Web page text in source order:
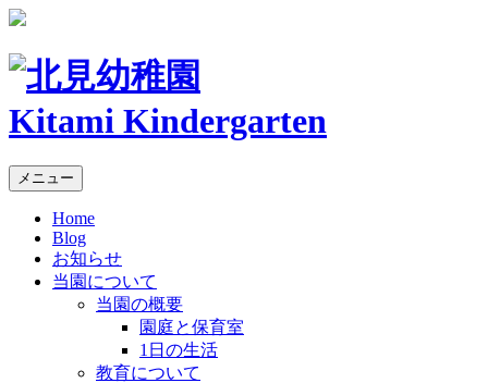
Kitami Kindergarten
メニュー
Home
Blog
お知らせ
当園について
当園の概要
園庭と保育室
1日の生活
教育について